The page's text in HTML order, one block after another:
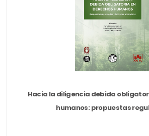
Hacia la diligencia debida
humanos: propuestas